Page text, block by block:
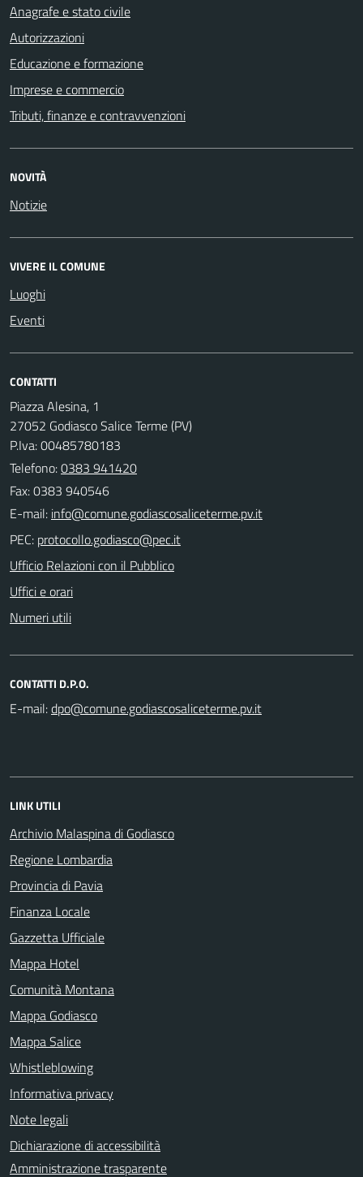
Anagrafe e stato civile
Autorizzazioni
Educazione e formazione
Imprese e commercio
Tributi, finanze e contravvenzioni
NOVITÀ
Notizie
VIVERE IL COMUNE
Luoghi
Eventi
CONTATTI
Piazza Alesina, 1
27052 Godiasco Salice Terme (PV)
P.Iva: 00485780183
Telefono:0383 941420
Fax: 0383 940546
E-mail:
PEC:
Ufficio Relazioni con il Pubblico
Uffici e orari
Numeri utili
CONTATTI D.P.O.
E-mail:
LINK UTILI
Archivio Malaspina di Godiasco
Regione Lombardia
Provincia di Pavia
Finanza Locale
Gazzetta Ufficiale
Mappa Hotel
Comunità Montana
Mappa Godiasco
Mappa Salice
Whistleblowing
Informativa privacy
Note legali
Dichiarazione di accessibilità
Amministrazione trasparente